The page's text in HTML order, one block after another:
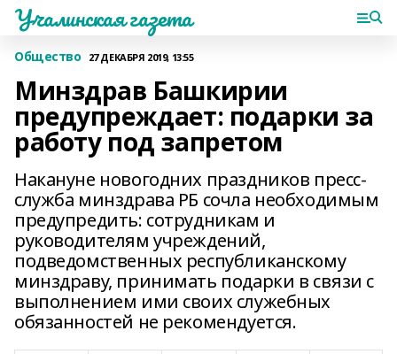
Учалинская газета
Общество 27 ДЕКАБРЯ 2019, 13:55
Минздрав Башкирии
предупреждает: подарки за
работу под запретом
Накануне новогодних праздников пресс-
служба минздрава РБ сочла необходимым
предупредить: сотрудникам и
руководителям учреждений,
подведомственных республиканскому
минздраву, принимать подарки в связи с
выполнением ими своих служебных
обязанностей не рекомендуется.